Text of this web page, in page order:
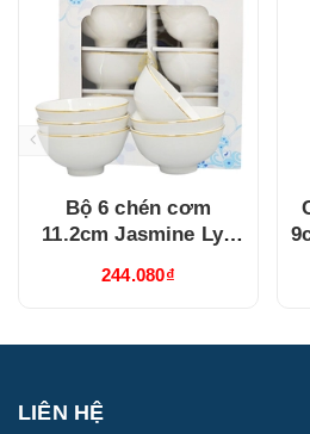
Bộ 6 chén cơm
11.2cm Jasmine Lys
(03119901406)
244.080₫
LIÊN HỆ